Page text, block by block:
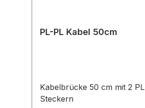
PL-PL Kabel 50cm
Kabelbrücke 50 cm mit 2 PL
Steckern